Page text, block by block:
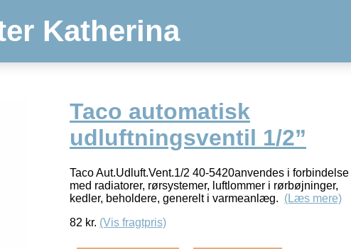
Katherina
Taco automatisk
udluftningsventil 1/2”
Taco Aut.Udluft.Vent.1/2 40-5420anvendes i forbindelse
med radiatorer, rørsystemer, luftlommer i rørbøjninger,
kedler, beholdere, generelt i varmeanlæg. (Læs mere)
82 kr. (Vis fragtpris)